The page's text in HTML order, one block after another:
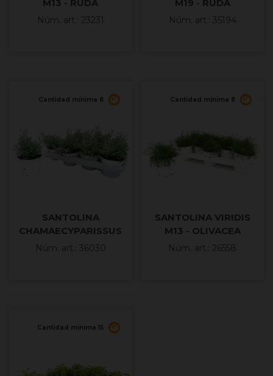
M13 - RUDA
Núm. art.: 23231
M19 - RUDA
Núm. art.: 35194
Cantidad mínima 8
SANTOLINA
CHAMAECYPARISSUS
M13
Núm. art.: 36030
Cantidad mínima 8
SANTOLINA VIRIDIS
M13 - OLIVACEA
Núm. art.: 26558
Cantidad mínima 15